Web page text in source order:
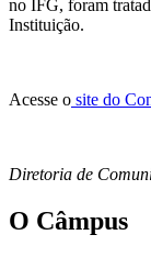
no IFG, foram
Instituição.
Acesse o site do
Diretoria de
O Câmpus